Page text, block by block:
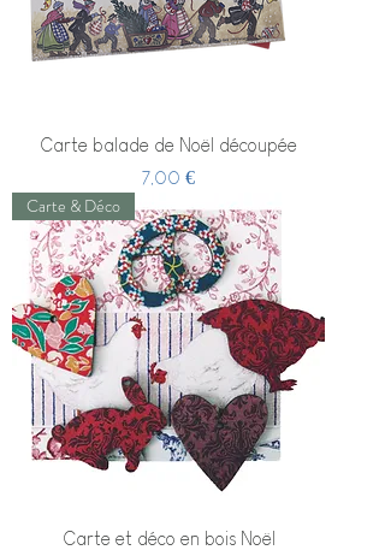
Carte balade de Noël découpée
Prix
7,00 €
Carte & Déco
Carte et déco en bois Noël